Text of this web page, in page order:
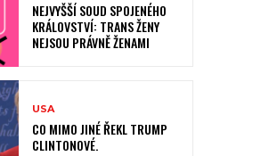
NEJVYŠŠÍ SOUD SPOJENÉHO
KRÁLOVSTVÍ: TRANS ŽENY
NEJSOU PRÁVNĚ ŽENAMI
USA
CO MIMO JINÉ ŘEKL TRUMP
CLINTONOVÉ.